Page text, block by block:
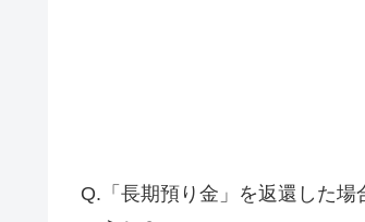
Q.「長期預り金」を返還した